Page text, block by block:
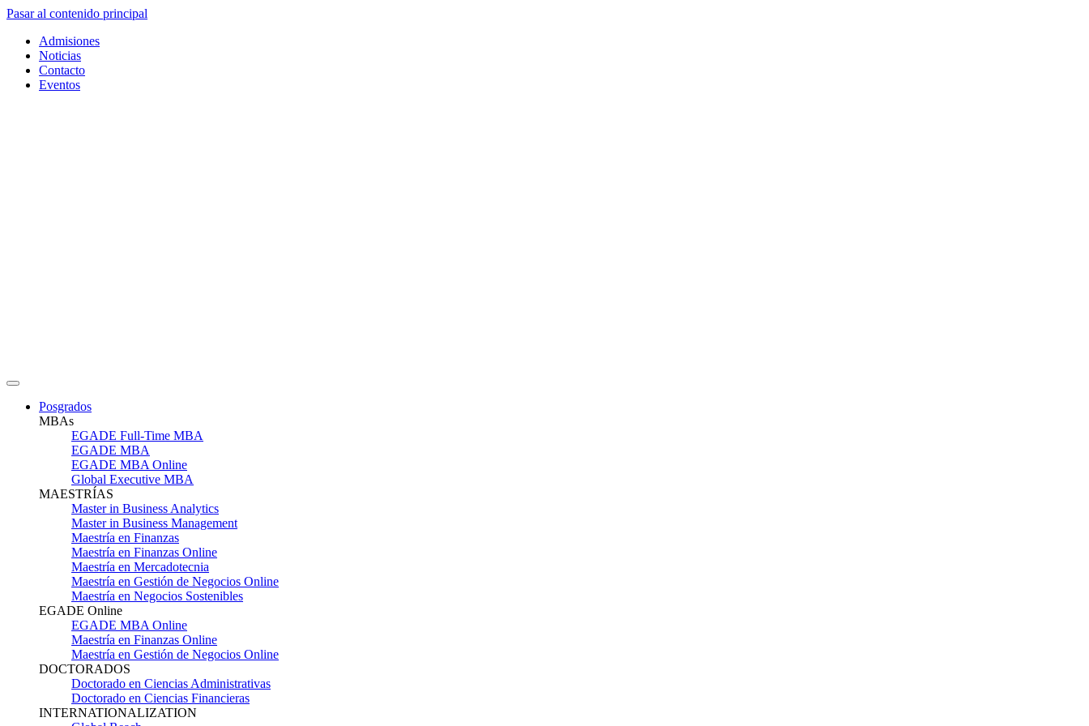
Pasar al contenido principal
Admisiones
Noticias
Contacto
Eventos
Posgrados
MBAs
EGADE Full-Time MBA
EGADE MBA
EGADE MBA Online
Global Executive MBA
MAESTRÍAS
Master in Business Analytics
Master in Business Management
Maestría en Finanzas
Maestría en Finanzas Online
Maestría en Mercadotecnia
Maestría en Gestión de Negocios Online
Maestría en Negocios Sostenibles
EGADE Online
EGADE MBA Online
Maestría en Finanzas Online
Maestría en Gestión de Negocios Online
DOCTORADOS
Doctorado en Ciencias Administrativas
Doctorado en Ciencias Financieras
INTERNATIONALIZATION